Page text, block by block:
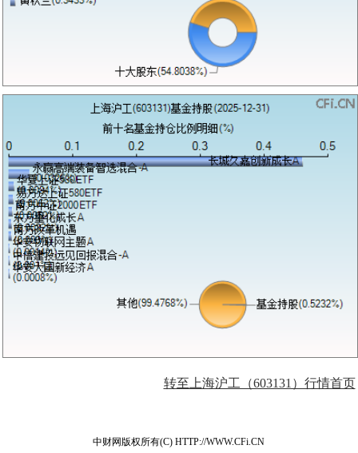
转至上海沪工（603131）行情首页
中财网版权所有(C) HTTP://WWW.CFi.CN